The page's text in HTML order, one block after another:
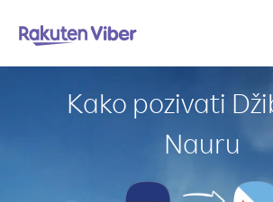
Kako pozivati
Nauru